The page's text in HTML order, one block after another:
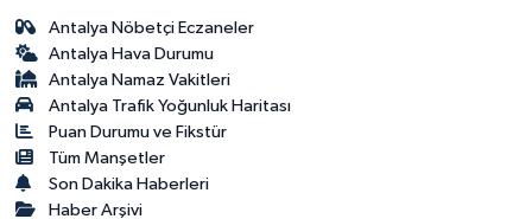
Antalya Nöbetçi Eczaneler
Antalya Hava Durumu
Antalya Namaz Vakitleri
Antalya Trafik Yoğunluk Haritası
Puan Durumu ve Fikstür
Tüm Manşetler
Son Dakika Haberleri
Haber Arşivi